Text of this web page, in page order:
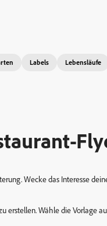
Labels Lebensläufe
Wecke das Interesse
Wähle die